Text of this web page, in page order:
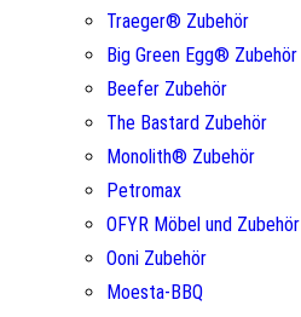
Traeger® Zubehör
Big Green Egg® Zubehör
Beefer Zubehör
The Bastard Zubehör
Monolith® Zubehör
Petromax
OFYR Möbel und Zubehör
Ooni Zubehör
Moesta-BBQ